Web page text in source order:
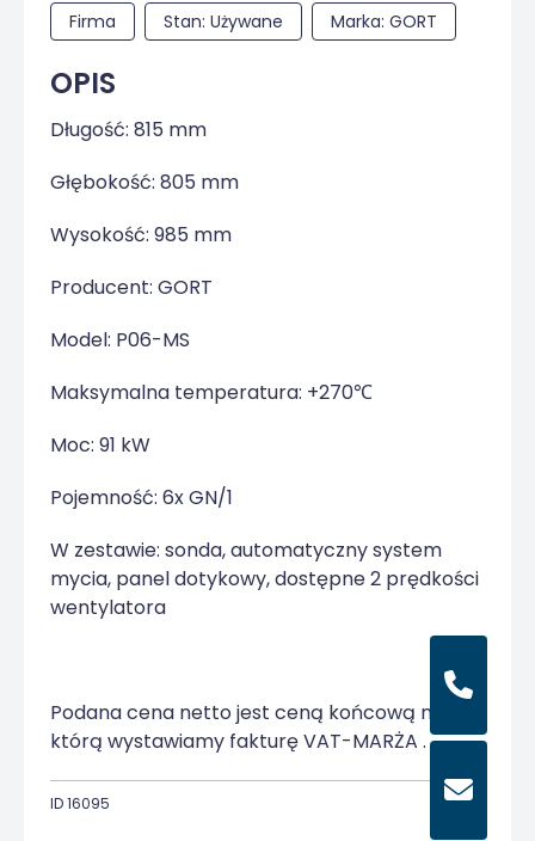
Firma Stan: Używane Marka: GORT
OPIS
Długość: 815 mm
Głębokość: 805 mm
Wysokość: 985 mm
Producent: GORT
Model: P06-MS
Maksymalna temperatura: +270℃
Moc: 91 kW
Pojemność: 6x GN/1
W zestawie: sonda, automatyczny system
mycia, panel dotykowy, dostępne 2 prędkości
wentylatora
Podana cena netto jest ceną końcową na
którą wystawiamy fakturę VAT-MARŻA .
ID 16095